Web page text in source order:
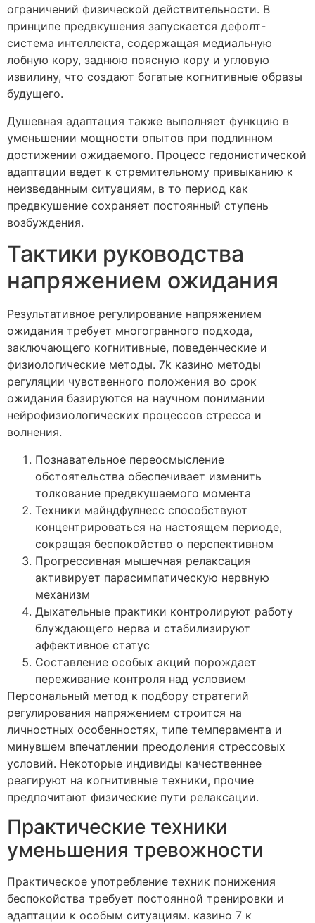
ограничений физической действительности. В
принципе предвкушения запускается дефолт-
система интеллекта, содержащая медиальную
лобную кору, заднюю поясную кору и угловую
извилину, что создают богатые когнитивные образы
будущего.
Душевная адаптация также выполняет функцию в
уменьшении мощности опытов при подлинном
достижении ожидаемого. Процесс гедонистической
адаптации ведет к стремительному привыканию к
неизведанным ситуациям, в то период как
предвкушение сохраняет постоянный ступень
возбуждения.
Тактики руководства
напряжением ожидания
Результативное регулирование напряжением
ожидания требует многогранного подхода,
заключающего когнитивные, поведенческие и
физиологические методы. 7k казино методы
регуляции чувственного положения во срок
ожидания базируются на научном понимании
нейрофизиологических процессов стресса и
волнения.
Познавательное переосмысление
обстоятельства обеспечивает изменить
толкование предвкушаемого момента
Техники майндфулнесс способствуют
концентрироваться на настоящем периоде,
сокращая беспокойство о перспективном
Прогрессивная мышечная релаксация
активирует парасимпатическую нервную
механизм
Дыхательные практики контролируют работу
блуждающего нерва и стабилизируют
аффективное статус
Составление особых акций порождает
переживание контроля над условием
Персональный метод к подбору стратегий
регулирования напряжением строится на
личностных особенностях, типе темперамента и
минувшем впечатлении преодоления стрессовых
условий. Некоторые индивиды качественнее
реагируют на когнитивные техники, прочие
предпочитают физические пути релаксации.
Практические техники
уменьшения тревожности
Практическое употребление техник понижения
беспокойства требует постоянной тренировки и
адаптации к особым ситуациям. казино 7 к